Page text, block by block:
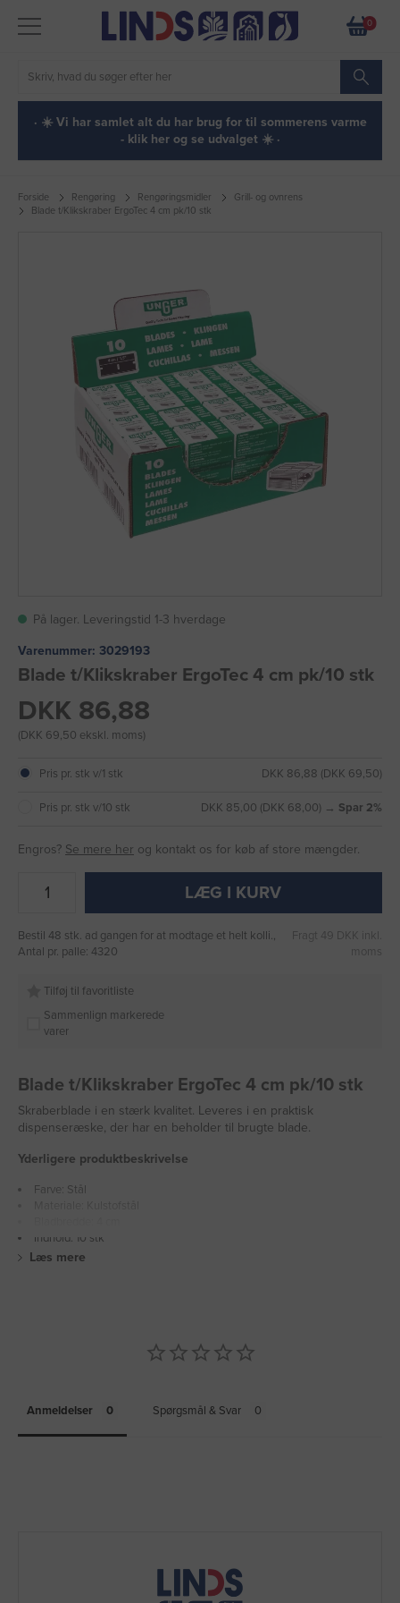
0
· ☀️ Vi har samlet alt du har brug for til sommerens varme
- klik her og se udvalget ☀️ ·
Forside Rengøring Rengøringsmidler
Grill- og ovnrens
Blade t/Klikskraber ErgoTec 4 cm pk/10 stk
På lager. Leveringstid 1-3 hverdage
Varenummer: 3029193
Blade t/Klikskraber ErgoTec 4 cm pk/10 stk
DKK 86,88
(DKK 69,50 ekskl. moms)
Pris pr. stk v/1 stk DKK 86,88 (DKK 69,50)
Pris pr. stk v/10 stk DKK 85,00 (DKK 68,00) → Spar 2%
Engros? Se mere her og kontakt os for køb af store mængder.
LÆG I KURV
Bestil 48 stk. ad gangen for at modtage et helt kolli.,
Antal pr. palle: 4320
Fragt 49 DKK inkl.
moms
Tilføj til favoritliste
Sammenlign markerede
varer
Blade t/Klikskraber ErgoTec 4 cm pk/10 stk
Skraberblade i en stærk kvalitet. Leveres i en praktisk
dispenseræske, der har en beholder til brugte blade.
Yderligere produktbeskrivelse
Farve: Stål
Indhold: 10 stk
Læs mere
Anmeldelser Spørgsmål & Svar